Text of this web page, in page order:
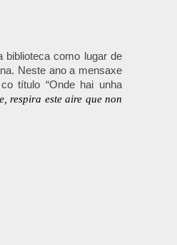
biblioteca como lugar de
. Neste ano a mensaxe
título “Onde hai unha
respira este aire que non